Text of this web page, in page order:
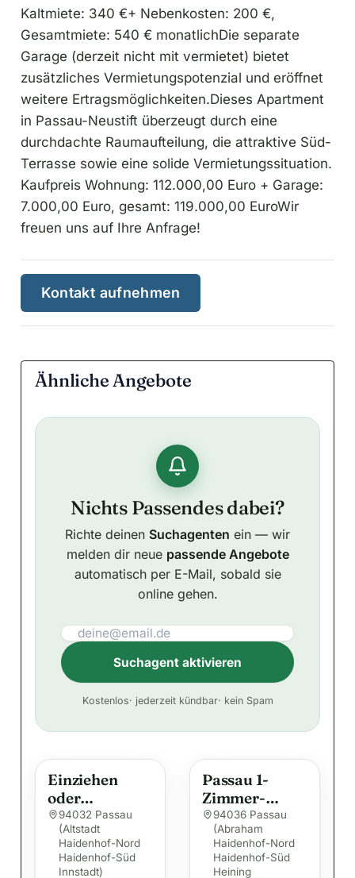
Kaltmiete: 340 €+ Nebenkosten: 200 €,
Gesamtmiete: 540 € monatlichDie separate
Garage (derzeit nicht mit vermietet) bietet
zusätzliches Vermietungspotenzial und eröffnet
weitere Ertragsmöglichkeiten.Dieses Apartment
in Passau-Neustift überzeugt durch eine
durchdachte Raumaufteilung, die attraktive Süd-
Terrasse sowie eine solide Vermietungssituation.
Kaufpreis Wohnung: 112.000,00 Euro + Garage:
7.000,00 Euro, gesamt: 119.000,00 EuroWir
freuen uns auf Ihre Anfrage!
Kontakt aufnehmen
Ähnliche Angebote
Nichts Passendes dabei?
Richte deinen Suchagenten ein — wir
melden dir neue passende Angebote
automatisch per E-Mail, sobald sie
online gehen.
Suchagent aktivieren
t
Kostenlos· jederzeit kündbar· kein Spam
Einziehen
oder
vermieten –
vielseitig
nutzbare
Eigentumswo
94032 Passau
(Altstadt
Haidenhof-Nord
Haidenhof-Süd
Innstadt)
Passau 1-
Zimmer-
Appartement
m. Loggia
94036 Passau
(Abraham
Haidenhof-Nord
Haidenhof-Süd
Heining